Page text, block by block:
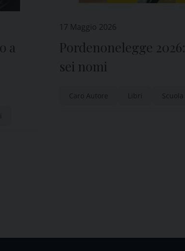
a
17 Maggio 2026
Pordenonelegge
sei nomi
Caro Autore Libri Scuola